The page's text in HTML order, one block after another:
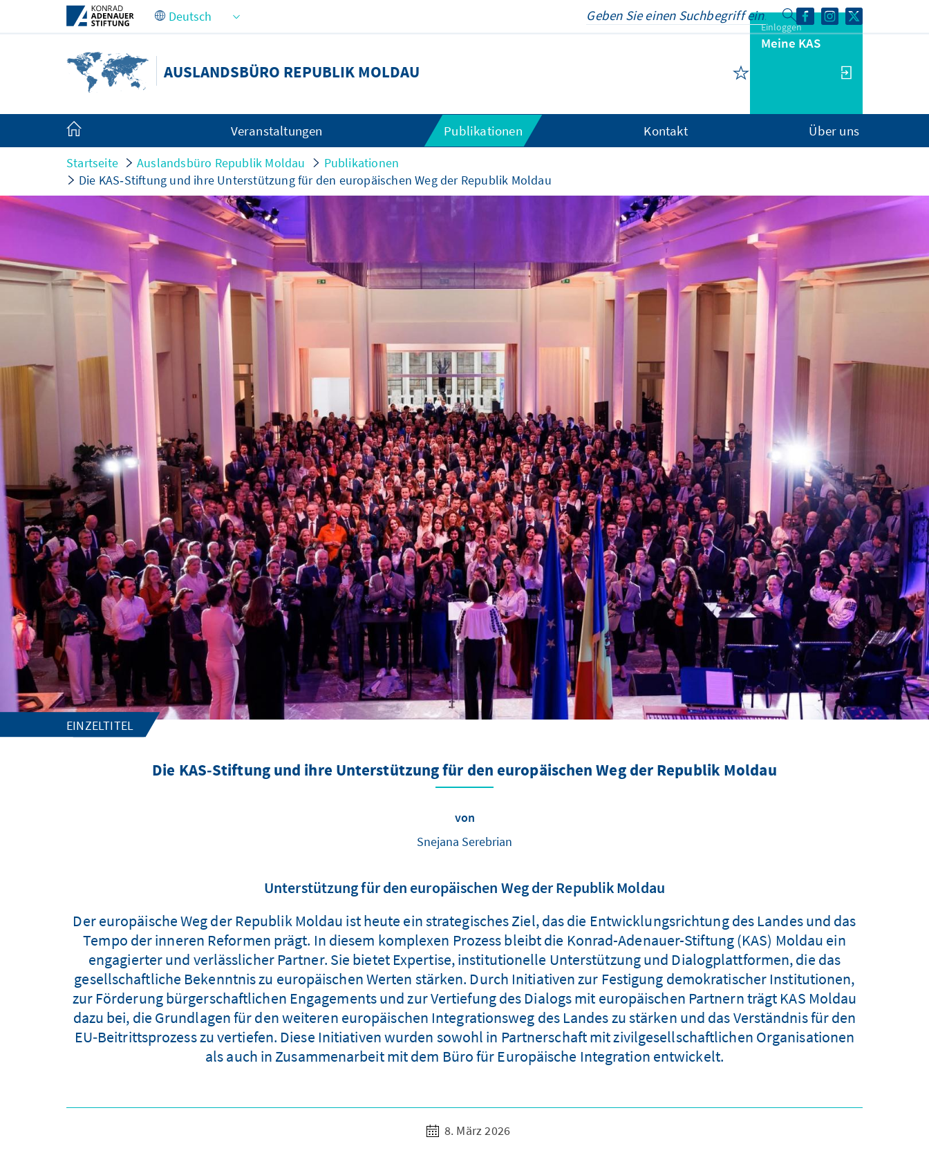
Zum Hauptinhalt springen
AUSLANDSBÜRO REPUBLIK MOLDAU
Einloggen
Meine KAS
Veranstaltungen Publikationen Kontakt Über uns
Startseite Auslandsbüro Republik Moldau
Publikationen
Die KAS‑Stiftung und ihre Unterstützung für den europäischen Weg der Republik Moldau
EINZELTITEL
Die KAS‑Stiftung und ihre Unterstützung für den europäischen Weg der Republik Moldau
von
Snejana Serebrian
Unterstützung für den europäischen Weg der Republik Moldau
Der europäische Weg der Republik Moldau ist heute ein strategisches Ziel, das die Entwicklungsrichtung des Landes und das
Tempo der inneren Reformen prägt. In diesem komplexen Prozess bleibt die Konrad-Adenauer-Stiftung (KAS) Moldau ein
engagierter und verlässlicher Partner. Sie bietet Expertise, institutionelle Unterstützung und Dialogplattformen, die das
gesellschaftliche Bekenntnis zu europäischen Werten stärken. Durch Initiativen zur Festigung demokratischer Institutionen,
zur Förderung bürgerschaftlichen Engagements und zur Vertiefung des Dialogs mit europäischen Partnern trägt KAS Moldau
dazu bei, die Grundlagen für den weiteren europäischen Integrationsweg des Landes zu stärken und das Verständnis für den
EU‑Beitrittsprozess zu vertiefen. Diese Initiativen wurden sowohl in Partnerschaft mit zivilgesellschaftlichen Organisationen
als auch in Zusammenarbeit mit dem Büro für Europäische Integration entwickelt.
8. März 2026